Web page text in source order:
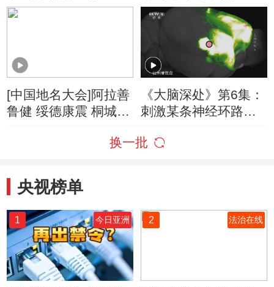
人员畅聊剧本创作
心可鉴
[中国地名大会]阿拉善
鲁健 绥德康震 桐城胡
前来报到！地名背后
《大脑深处》第6集：
刺激某条神经环路可
信心
换一批
央视榜单
1 今日亚洲 2 法治在线